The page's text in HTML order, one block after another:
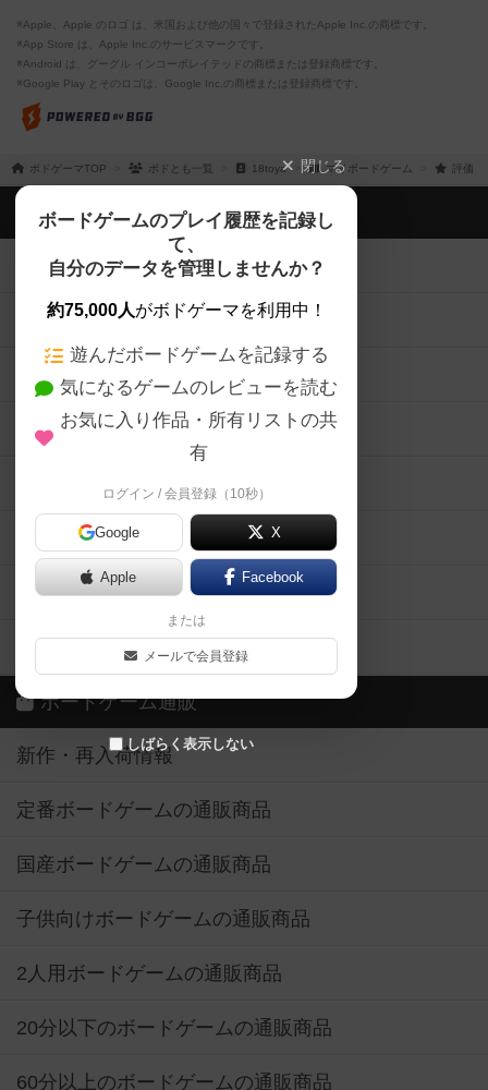
※Apple、Apple のロゴ は、米国および他の国々で登録されたApple Inc.の商標です。
※App Store は、Apple Inc.のサービスマークです。
※Android は、グーグル インコーポレイテッドの商標または登録商標です。
※Google Play とそのロゴは、Google Inc.の商標または登録商標です。
ボドゲーマTOP ボドとも一覧 18toya マイボードゲーム 評価し
閉じる
ボードゲームのプレイ履歴を記録し
て、
自分のデータを管理しませんか？
約75,000人がボドゲーマを利用中！
遊んだボードゲームを記録する
気になるゲームのレビューを読む
お気に入り作品・所有リストの共
有
ログイン / 会員登録（10秒）
Google X
Apple Facebook
または
メールで会員登録
しばらく表示しない
ボドゲーマTOP
ボードゲームを検索する
ボードゲームの新着レビュー
ボードゲーム会情報
メカニクス特集
掲示板・トピックス
ボドとも・会員一覧
ボードゲーム業界コラム
ボドゲーマご利用案内
ボードゲーム通販
新作・再入荷情報
定番ボードゲームの通販商品
国産ボードゲームの通販商品
子供向けボードゲームの通販商品
2人用ボードゲームの通販商品
20分以下のボードゲームの通販商品
60分以上のボードゲームの通販商品